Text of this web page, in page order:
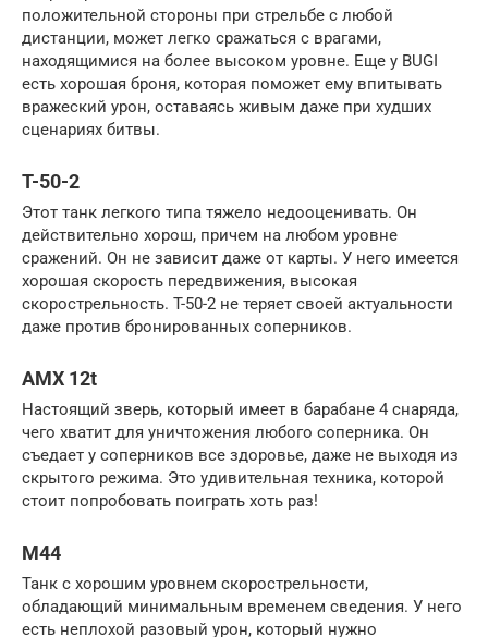
положительной стороны при стрельбе с любой
дистанции, может легко сражаться с врагами,
находящимися на более высоком уровне. Еще у BUGI
есть хорошая броня, которая поможет ему впитывать
вражеский урон, оставаясь живым даже при худших
сценариях битвы.
T-50-2
Этот танк легкого типа тяжело недооценивать. Он
действительно хорош, причем на любом уровне
сражений. Он не зависит даже от карты. У него имеется
хорошая скорость передвижения, высокая
скорострельность. T-50-2 не теряет своей актуальности
даже против бронированных соперников.
AMX 12t
Настоящий зверь, который имеет в барабане 4 снаряда,
чего хватит для уничтожения любого соперника. Он
съедает у соперников все здоровье, даже не выходя из
скрытого режима. Это удивительная техника, которой
стоит попробовать поиграть хоть раз!
M44
Танк с хорошим уровнем скорострельности,
обладающий минимальным временем сведения. У него
есть неплохой разовый урон, который нужно